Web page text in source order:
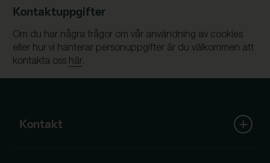
Kontaktuppgifter
Om du har några frågor om vår användning av cookies
eller hur vi hanterar personuppgifter är du välkommen att
kontakta oss här.
Kontakt